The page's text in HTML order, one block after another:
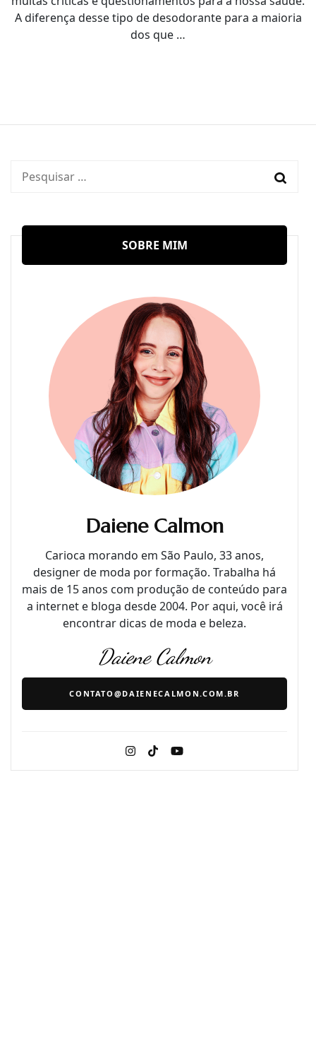
A diferença desse tipo de desodorante para a maioria
dos que …
Pesquisar
SOBRE MIM
Daiene Calmon
Carioca morando em São Paulo, 33 anos,
designer de moda por formação. Trabalha há
mais de 15 anos com produção de conteúdo para
a internet e bloga desde 2004. Por aqui, você irá
encontrar dicas de moda e beleza.
Daiene Calmon
CONTATO@DAIENECALMON.COM.BR